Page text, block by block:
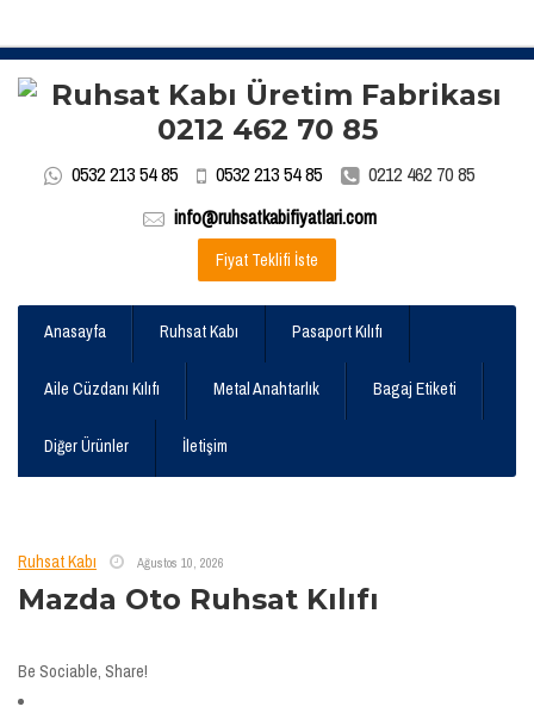
0532 213 54 85 0532 213 54 85
0212 462 70 85
info@ruhsatkabifiyatlari.com
Fiyat Teklifi İste
Anasayfa Ruhsat Kabı Pasaport Kılıfı
Aile Cüzdanı Kılıfı Metal Anahtarlık Bagaj Etiketi
Diğer Ürünler İletişim
Ruhsat Kabı Ağustos 10, 2026
Mazda Oto Ruhsat Kılıfı
Be Sociable, Share!